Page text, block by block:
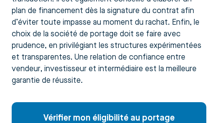
plan de financement dès la signature du contrat afin
d’éviter toute impasse au moment du rachat. Enfin, le
choix de la société de portage doit se faire avec
prudence, en privilégiant les structures expérimentées
et transparentes. Une relation de confiance entre
vendeur, investisseur et intermédiaire est la meilleure
garantie de réussite.
Vérifier mon éligibilité au portage